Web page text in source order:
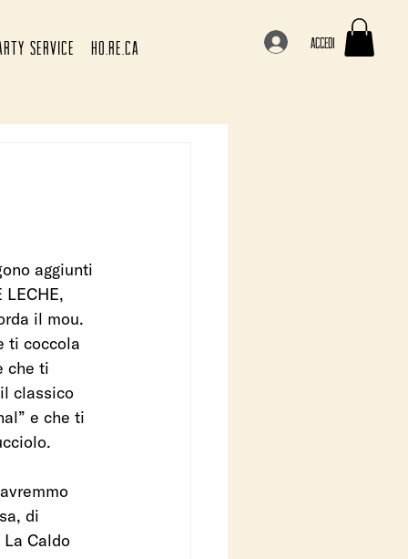
Accedi
SERVICE HO.RE.CA
aggiunti
il mou.
ti coccola
che ti
classico
e che ti
di
Caldo